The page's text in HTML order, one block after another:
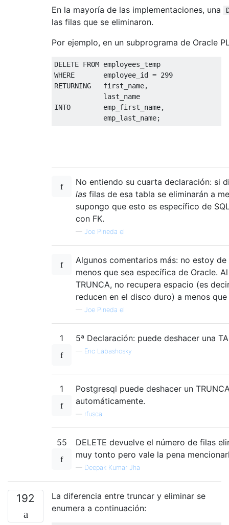
En la mayoría de las implementaciones, una
las filas que se eliminaron.
Por ejemplo, en un subprograma de Oracle
DELETE FROM
WHERE
       employee_id
= 299
RETURNING   first_name,
INTO
        emp_first_name
,
            emp_last_name
;
No entiendo su cuarta declaración: si
las filas de esa tabla se eliminarán a
supongo que esto es específico de
con FK.
— Joe Pineda el
Algunos comentarios más: no estoy
menos que sea específica de Oracle.
TRUNCA, no recupera espacio (es
reducen en el disco duro) a menos
— Joe Pineda el
1 5ª Declaración: puede deshacer una
— Eric Labashosky
1
Postgresql puede deshacer un
automáticamente.
rfusca
55
DELETE devuelve el número de filas
muy tonto pero vale la pena
— Deepak Kumar Jha
192
La diferencia entre truncar y eliminar se
enumera a continuación: